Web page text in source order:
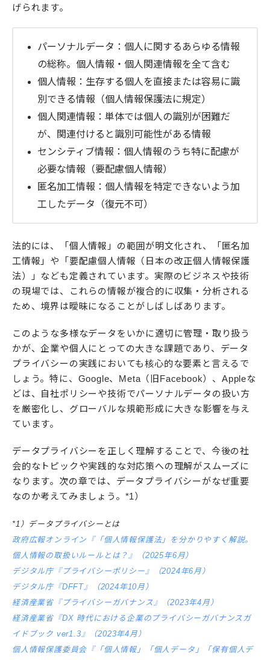
げられます。
パーソナルデータ：個人に関するあらゆる情報
の総称。個人情報・個人関連情報を全て含む
個人情報：生存する個人を直接または容易に識
別できる情報（個人情報保護法に規定）
個人関連情報：単体では個人の識別が困難だ
が、関連付けると識別可能性がある情報
センシティブ情報：個人情報のうち特に配慮が
必要な情報（要配慮個人情報）
匿名加工情報：個人情報を特定できないよう加
工したデータ（復元不可）
法的には、「個人情報」の範囲が明文化され、「匿名加
工情報」や「要配慮個人情報（日本の改正個人情報保護
法）」なども定義されています。実際のビジネスや技術
の現場では、これらの情報が複合的に収集・分析される
ため、境界は曖昧になることがしばしばあります。
このような多様なデータをいかに適切に管理・取り扱う
かが、企業や個人にとっての大きな課題であり、データ
プライバシーの実践においても核心的な要素と言えるで
しょう。特に、Google、Meta（旧Facebook）、Appleな
どは、自社ポリシーや技術でパーソナルデータの扱い方
を厳密化し、グローバルな規範形成に大きな影響を与え
ています。
データプライバシーを正しく理解することで、今後の社
会的なトピックや実践的な対応策への理解がスムーズに
なります。次の章では、データプライバシーがなぜ重要
なのか考えてみましょう。*1）
*1）データプライバシーとは
政府広報オンライン『「個人情報保護法」を分かりやすく解説。
個人情報の取扱いルールとは？』（2025年6月）
デジタル庁『プライバシーポリシー』（2024年6月）
デジタル庁『DFFT』（2024年10月）
経済産業省『プライバシーガバナンス』（2023年4月）
経済産業省『DX 時代における企業のプライバシーガバナンスガ
イドブック ver1.3』（2023年4月）
個人情報保護委員会『「個人情報」「個人データ」「保有個人デ